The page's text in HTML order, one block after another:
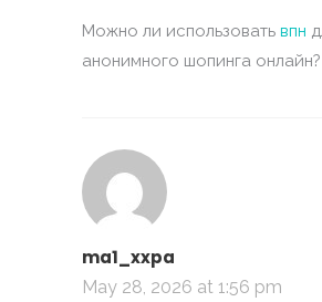
Можно ли использовать впн
анонимного шопинга онлайн?
ma1_xxpa
May 28, 2026 at 1:56 pm